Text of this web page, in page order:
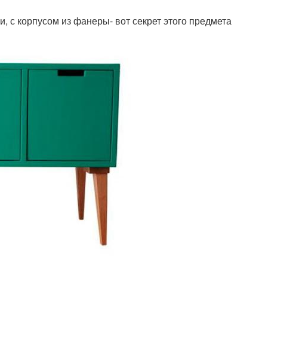
с корпусом из фанеры- вот секрет этого предмета